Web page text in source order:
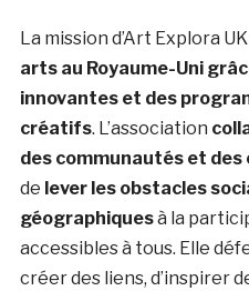
La mission d’Art Explora UK
arts au Royaume-Uni
innovantes et des
créatifs. L’association
des communautés et
de lever les obstacles
géographiquesà la
accessibles à tous. Elle
créer des liens, d’inspirer